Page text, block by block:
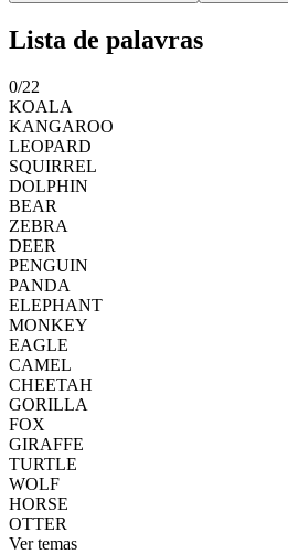
Lista de palavras
0/22
KOALA
KANGAROO
LEOPARD
SQUIRREL
DOLPHIN
BEAR
ZEBRA
DEER
PENGUIN
PANDA
ELEPHANT
MONKEY
EAGLE
CAMEL
CHEETAH
GORILLA
FOX
GIRAFFE
TURTLE
WOLF
HORSE
OTTER
Ver temas